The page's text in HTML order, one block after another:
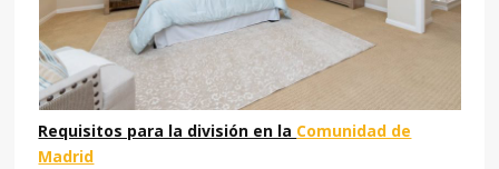
Requisitos para la división en la Comunidad de
Madrid